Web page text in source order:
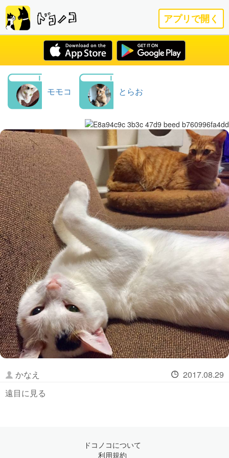
アプリで開く
モモコ とらお
かなえ
2017.08.29
遠目に見る
ドコノコについて
利用規約